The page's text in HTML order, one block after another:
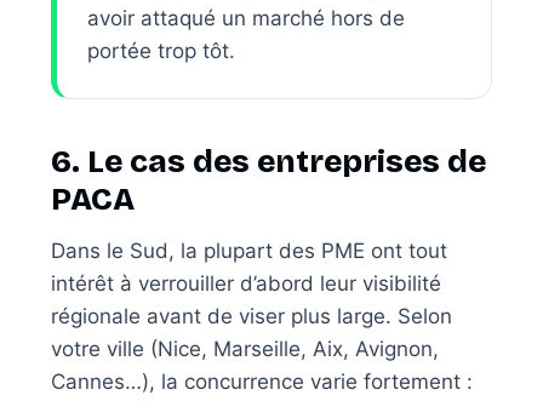
avoir attaqué un marché hors de
portée trop tôt.
6. Le cas des entreprises de
PACA
Dans le Sud, la plupart des PME ont tout
intérêt à verrouiller d’abord leur visibilité
régionale avant de viser plus large. Selon
votre ville (Nice, Marseille, Aix, Avignon,
Cannes…), la concurrence varie fortement :